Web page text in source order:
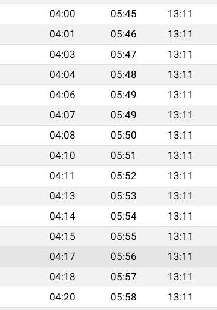
04:00 05:45 13:11
04:01 05:46 13:11
04:03 05:47 13:11
04:04 05:48 13:11
04:06 05:49 13:11
04:07 05:49 13:11
04:08 05:50 13:11
04:10 05:51 13:11
04:11 05:52 13:11
04:13 05:53 13:11
04:14 05:54 13:11
04:15 05:55 13:11
04:17 05:56 13:11
04:18 05:57 13:11
04:20 05:58 13:11